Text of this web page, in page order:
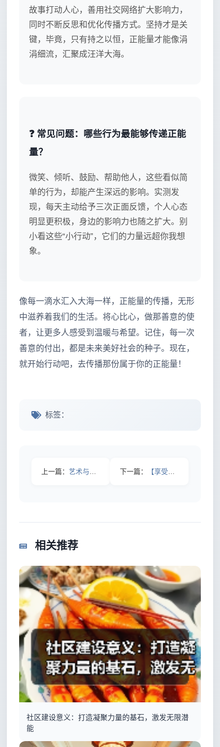
故事打动人心，善用社交网络扩大影响力，
同时不断反思和优化传播方式。坚持才是关
键，毕竟，只有持之以恒，正能量才能像涓
涓细流，汇聚成汪洋大海。
❓ 常见问题：哪些行为最能够传递正能
量？
微笑、倾听、鼓励、帮助他人，这些看似简
单的行为，却能产生深远的影响。实测发
现，每天主动给予三次正面反馈，个人心态
明显更积极，身边的影响力也随之扩大。别
小看这些“小行动”，它们的力量远超你我想
象。
像每一滴水汇入大海一样，正能量的传播，无形
中滋养着我们的生活。将心比心，做那善意的使
者，让更多人感受到温暖与希望。记住，每一次
善意的付出，都是未来美好社会的种子。现在，
就开始行动吧，去传播那份属于你的正能量！
标签：
上一篇： 艺术与美妆：探索美的无限可能 与个性共鸣的全新时代 下一篇： 【享受护理过程的秘密：从被动到主动的心态转变】
相关推荐
社区建设意义：打造凝聚力量的基石，激发无限潜
能